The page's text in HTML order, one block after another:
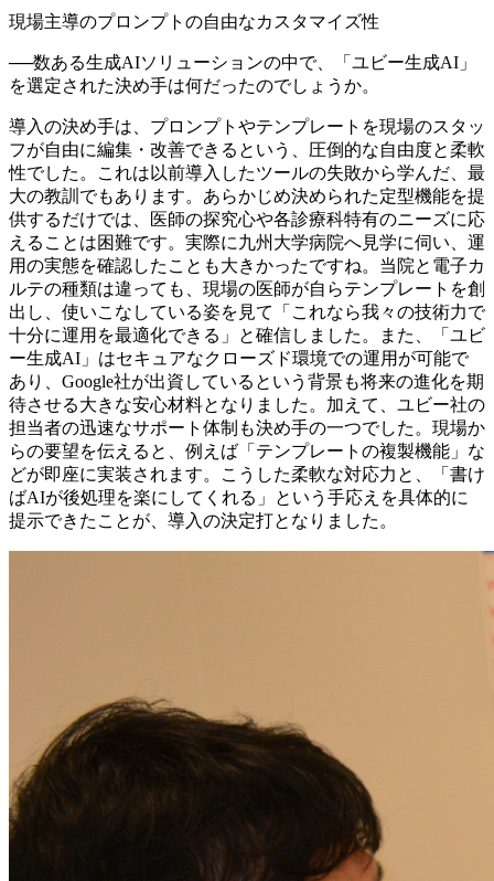
現場主導のプロンプトの自由なカスタマイズ性
──数ある生成AIソリューションの中で、「ユビー生成AI」
を選定された決め手は何だったのでしょうか。
導入の決め手は、プロンプトやテンプレートを現場のスタッ
フが自由に編集・改善できるという、圧倒的な自由度と柔軟
性でした。これは以前導入したツールの失敗から学んだ、最
大の教訓でもあります。あらかじめ決められた定型機能を提
供するだけでは、医師の探究心や各診療科特有のニーズに応
えることは困難です。実際に九州大学病院へ見学に伺い、運
用の実態を確認したことも大きかったですね。当院と電子カ
ルテの種類は違っても、現場の医師が自らテンプレートを創
出し、使いこなしている姿を見て「これなら我々の技術力で
十分に運用を最適化できる」と確信しました。また、「ユビ
ー生成AI」はセキュアなクローズド環境での運用が可能で
あり、Google社が出資しているという背景も将来の進化を期
待させる大きな安心材料となりました。加えて、ユビー社の
担当者の迅速なサポート体制も決め手の一つでした。現場か
らの要望を伝えると、例えば「テンプレートの複製機能」な
どが即座に実装されます。こうした柔軟な対応力と、「書け
ばAIが後処理を楽にしてくれる」という手応えを具体的に
提示できたことが、導入の決定打となりました。